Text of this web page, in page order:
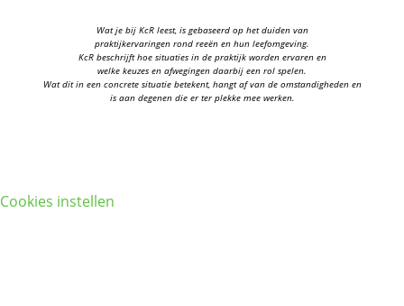
Wat je bij KcR leest, is gebaseerd op het duiden van
praktijkervaringen rond reeën en hun leefomgeving.
KcR beschrijft hoe situaties in de praktijk worden ervaren en
welke keuzes en afwegingen daarbij een rol spelen.
Wat dit in een concrete situatie betekent, hangt af van de omstandigheden en
is aan degenen die er ter plekke mee werken.
Cookies instellen